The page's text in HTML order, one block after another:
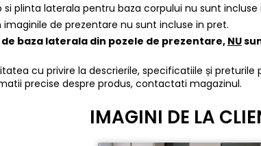
plinta laterala pentru baza corpului nu sunt incluse
de prezentare nu sunt incluse in pret.
de baza laterala din pozele de prezentare, NU
cu privire la descrierile, specificatiile și
precise despre produs, contactati magazinul.
IMAGINI DE LA